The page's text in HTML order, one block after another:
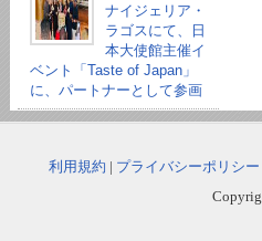
ナイジェリア・
ラゴスにて、日
本大使館主催イ
ベント「Taste of Japan」
に、パートナーとして参画
利用規約 | プライバシーポリシー